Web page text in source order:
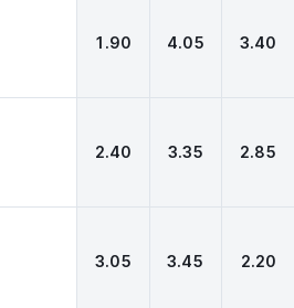
1.90 4.05 3.40
2.40 3.35 2.85
3.05 3.45 2.20